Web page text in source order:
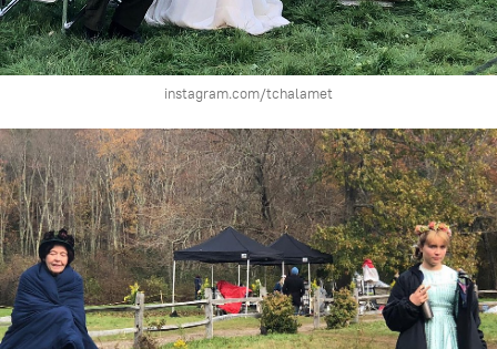
instagram.com/tchalamet